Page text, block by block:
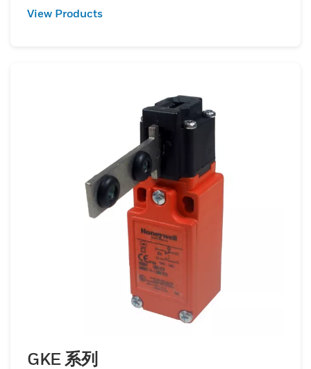
View Products
GKE 系列